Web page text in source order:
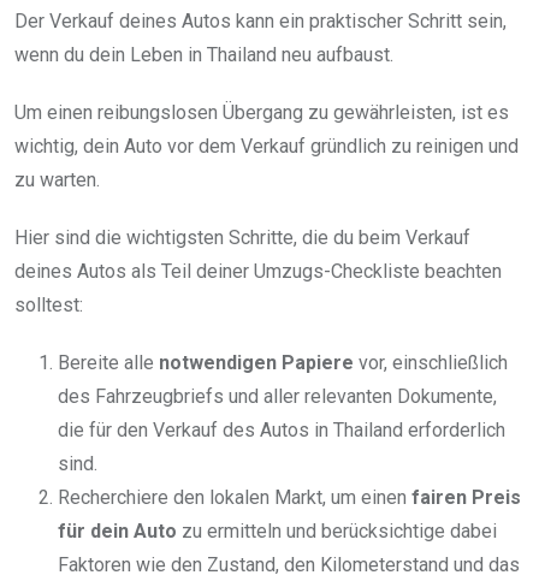
Der Verkauf deines Autos kann ein praktischer Schritt sein,
wenn du dein Leben in Thailand neu aufbaust.
Um einen reibungslosen Übergang zu gewährleisten, ist es
wichtig, dein Auto vor dem Verkauf gründlich zu reinigen und
zu warten.
Hier sind die wichtigsten Schritte, die du beim Verkauf
deines Autos als Teil deiner Umzugs-Checkliste beachten
solltest:
Bereite alle notwendigen Papiere vor, einschließlich
des Fahrzeugbriefs und aller relevanten Dokumente,
die für den Verkauf des Autos in Thailand erforderlich
sind.
Recherchiere den lokalen Markt, um einen fairen Preis
für dein Auto zu ermitteln und berücksichtige dabei
Faktoren wie den Zustand, den Kilometerstand und das